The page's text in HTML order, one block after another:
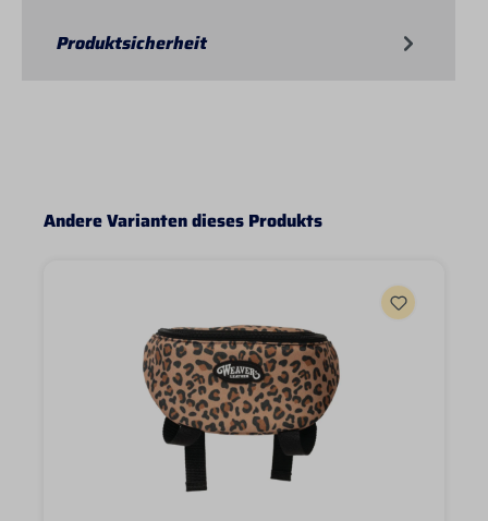
Produktsicherheit
Produktgalerie überspringen
Andere Varianten dieses Produkts